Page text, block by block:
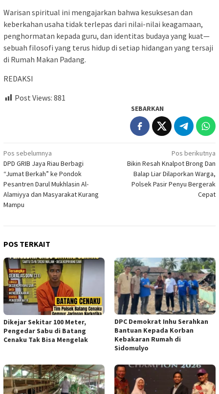
Warisan spiritual ini mengajarkan bahwa kesuksesan dan
keberkahan usaha tidak terlepas dari nilai-nilai keagamaan,
penghormatan kepada guru, dan identitas budaya yang kuat—
sebuah filosofi yang terus hidup di setiap hidangan yang tersaji
di Rumah Makan Padang.
REDAKSI
Post Views: 881
SEBARKAN
Navigasi
pos
Pos sebelumnya
DPD GRIB Jaya Riau Berbagi
“Jumat Berkah” ke Pondok
Pesantren Darul Mukhlasin Al-
Alamiyya dan Masyarakat Kurang
Mampu
Pos berikutnya
Bikin Resah Knalpot Brong Dan
Balap Liar Dilaporkan Warga,
Polsek Pasir Penyu Bergerak
Cepat
POS TERKAIT
Dikejar Sekitar 100 Meter,
Pengedar Sabu di Batang
Cenaku Tak Bisa Mengelak
DPC Demokrat Inhu Serahkan
Bantuan Kepada Korban
Kebakaran Rumah di
Sidomulyo